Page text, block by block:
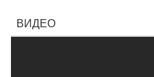
ВИДЕО